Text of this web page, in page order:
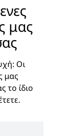
μας
Οι
μας
το ίδιο